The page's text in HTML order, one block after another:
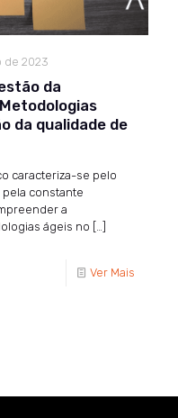
de 2023
da
da qualidade de
caracteriza-se pelo
constante
a
ágeis no
Ver Mais